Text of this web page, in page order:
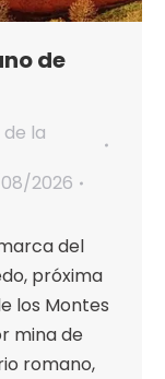
de
de la
2026
del
próxima
los Montes
mina de
romano,